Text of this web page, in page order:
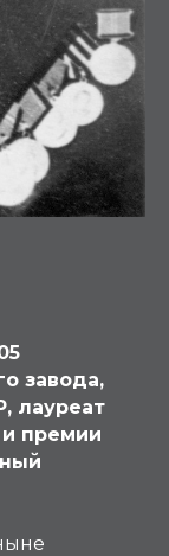
завода,
лауреат
премии